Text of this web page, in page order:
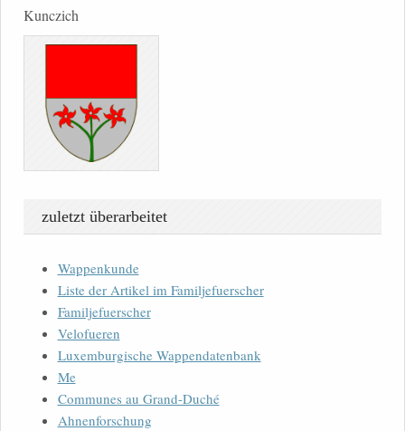
Kunczich
zuletzt überarbeitet
Wappenkunde
Liste der Artikel im Familjefuerscher
Familjefuerscher
Velofueren
Luxemburgische Wappendatenbank
Me
Communes au Grand-Duché
Ahnenforschung